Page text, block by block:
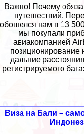
Важно! Почему
путешествий.
обошелся нам в 13
мы покупали
авиакомпанией
позиционирование
дальние
регистрируемого
Виза на Бали –